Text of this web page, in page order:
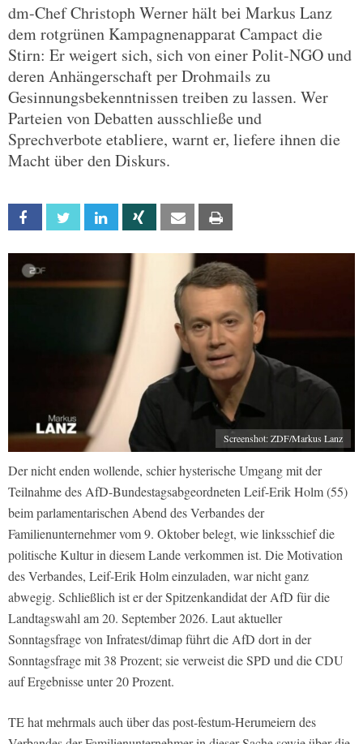
dm-Chef Christoph Werner hält bei Markus Lanz
dem rotgrünen Kampagnenapparat Campact die
Stirn: Er weigert sich, sich von einer Polit-NGO und
deren Anhängerschaft per Drohmails zu
Gesinnungsbekenntnissen treiben zu lassen. Wer
Parteien von Debatten ausschließe und
Sprechverbote etabliere, warnt er, liefere ihnen die
Macht über den Diskurs.
Facebook Twitter Linkedin Xing Email
Screenshot: ZDF/Markus Lanz
Der nicht enden wollende, schier hysterische Umgang mit der
Teilnahme des AfD-Bundestagsabgeordneten Leif-Erik Holm (55)
beim parlamentarischen Abend des Verbandes der
Familienunternehmer vom 9. Oktober belegt, wie linksschief die
politische Kultur in diesem Lande verkommen ist. Die Motivation
des Verbandes, Leif-Erik Holm einzuladen, war nicht ganz
abwegig. Schließlich ist er der Spitzenkandidat der AfD für die
Landtagswahl am 20. September 2026. Laut aktueller
Sonntagsfrage von Infratest/dimap führt die AfD dort in der
Sonntagsfrage mit 38 Prozent; sie verweist die SPD und die CDU
auf Ergebnisse unter 20 Prozent.
TE hat mehrmals auch über das post-festum-Herumeiern des